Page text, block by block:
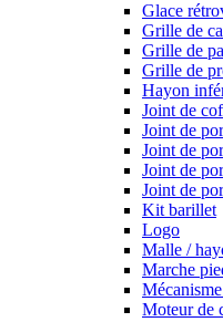
Glace
Grille de
Grille de
Grille de
Hayon
Joint de
Joint de
Joint de
Joint de
Joint de
Kit barillet
Logo
Malle /
Marche
Moteur de